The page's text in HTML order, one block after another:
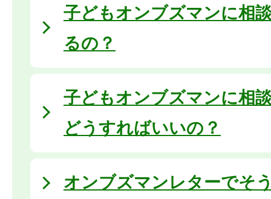
子どもオンブズマンに相
るの？
子どもオンブズマンに相
どうすればいいの？
オンブズマンレターでそ